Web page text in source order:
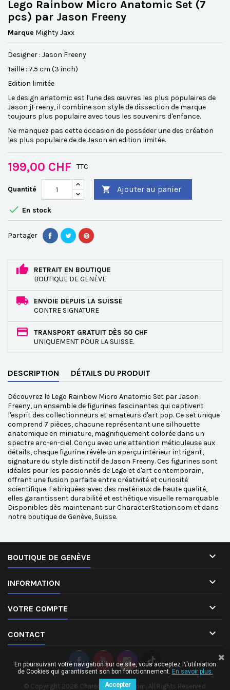
Lego Rainbow Micro Anatomic Set (7
pcs) par Jason Freeny
Marque Mighty Jaxx
Designer : Jason Freeny
Taille : 7.5 cm (3 inch)
Edition limitée
Le design anatomic est l'une des œuvres les plus populaires de
Jason jFreeny, il combine son style de dissection de marque
toujours plus populaire avec tous les souvenirs d'enfance.
Ne manquez pas cette occasion de posséder une des création
les plus populaire de de Jason en edition limitée.
199,00 CHF TTC
Quantité  Ajouter au panier
 En stock
Partager
RETRAIT EN BOUTIQUE
BOUTIQUE DE GENÈVE
ENVOIE DEPUIS LA SUISSE
CONTRE SIGNATURE
TRANSPORT GRATUIT DÈS 50 CHF
UNIQUEMENT POUR LA SUISSE.
DESCRIPTION DÉTAILS DU PRODUIT
Découvrez le Lego Rainbow Micro Anatomic Set par Jason
Freeny, un ensemble de figurines fascinantes qui captivent
l'esprit des collectionneurs et amateurs d'art pop. Ce set unique
comprend 7 pièces, chacune représentant une silhouette
anatomique en miniature, magnifiquement colorée dans un
spectre arc-en-ciel. Conçu avec une attention méticuleuse aux
détails, chaque figurine révèle un aperçu intérieur intrigant,
signature du style distinctif de Jason Freeny. Ces figurines sont
idéales pour les passionnés de Lego et d'art contemporain,
offrant une fusion parfaite entre créativité et curiosité
scientifique. Fabriquées avec des matériaux de haute qualité,
elles garantissent durabilité et esthétique visuelle remarquable.
Disponibles dès maintenant sur CharacterStation.com et dans
notre boutique de Genève, Suisse.
BOUTIQUE DE GENÈVE 
INFORMATION 
VOTRE COMPTE 
CONTACT 
© Copyright 2026 CharacterStation.com. All Rights Reserved.
En poursuivant votre navigation sur ce site, vous acceptez l\'utilisation
de Cookies qui garantissent son bon fonctionnement. En savoir plus.
Accepter